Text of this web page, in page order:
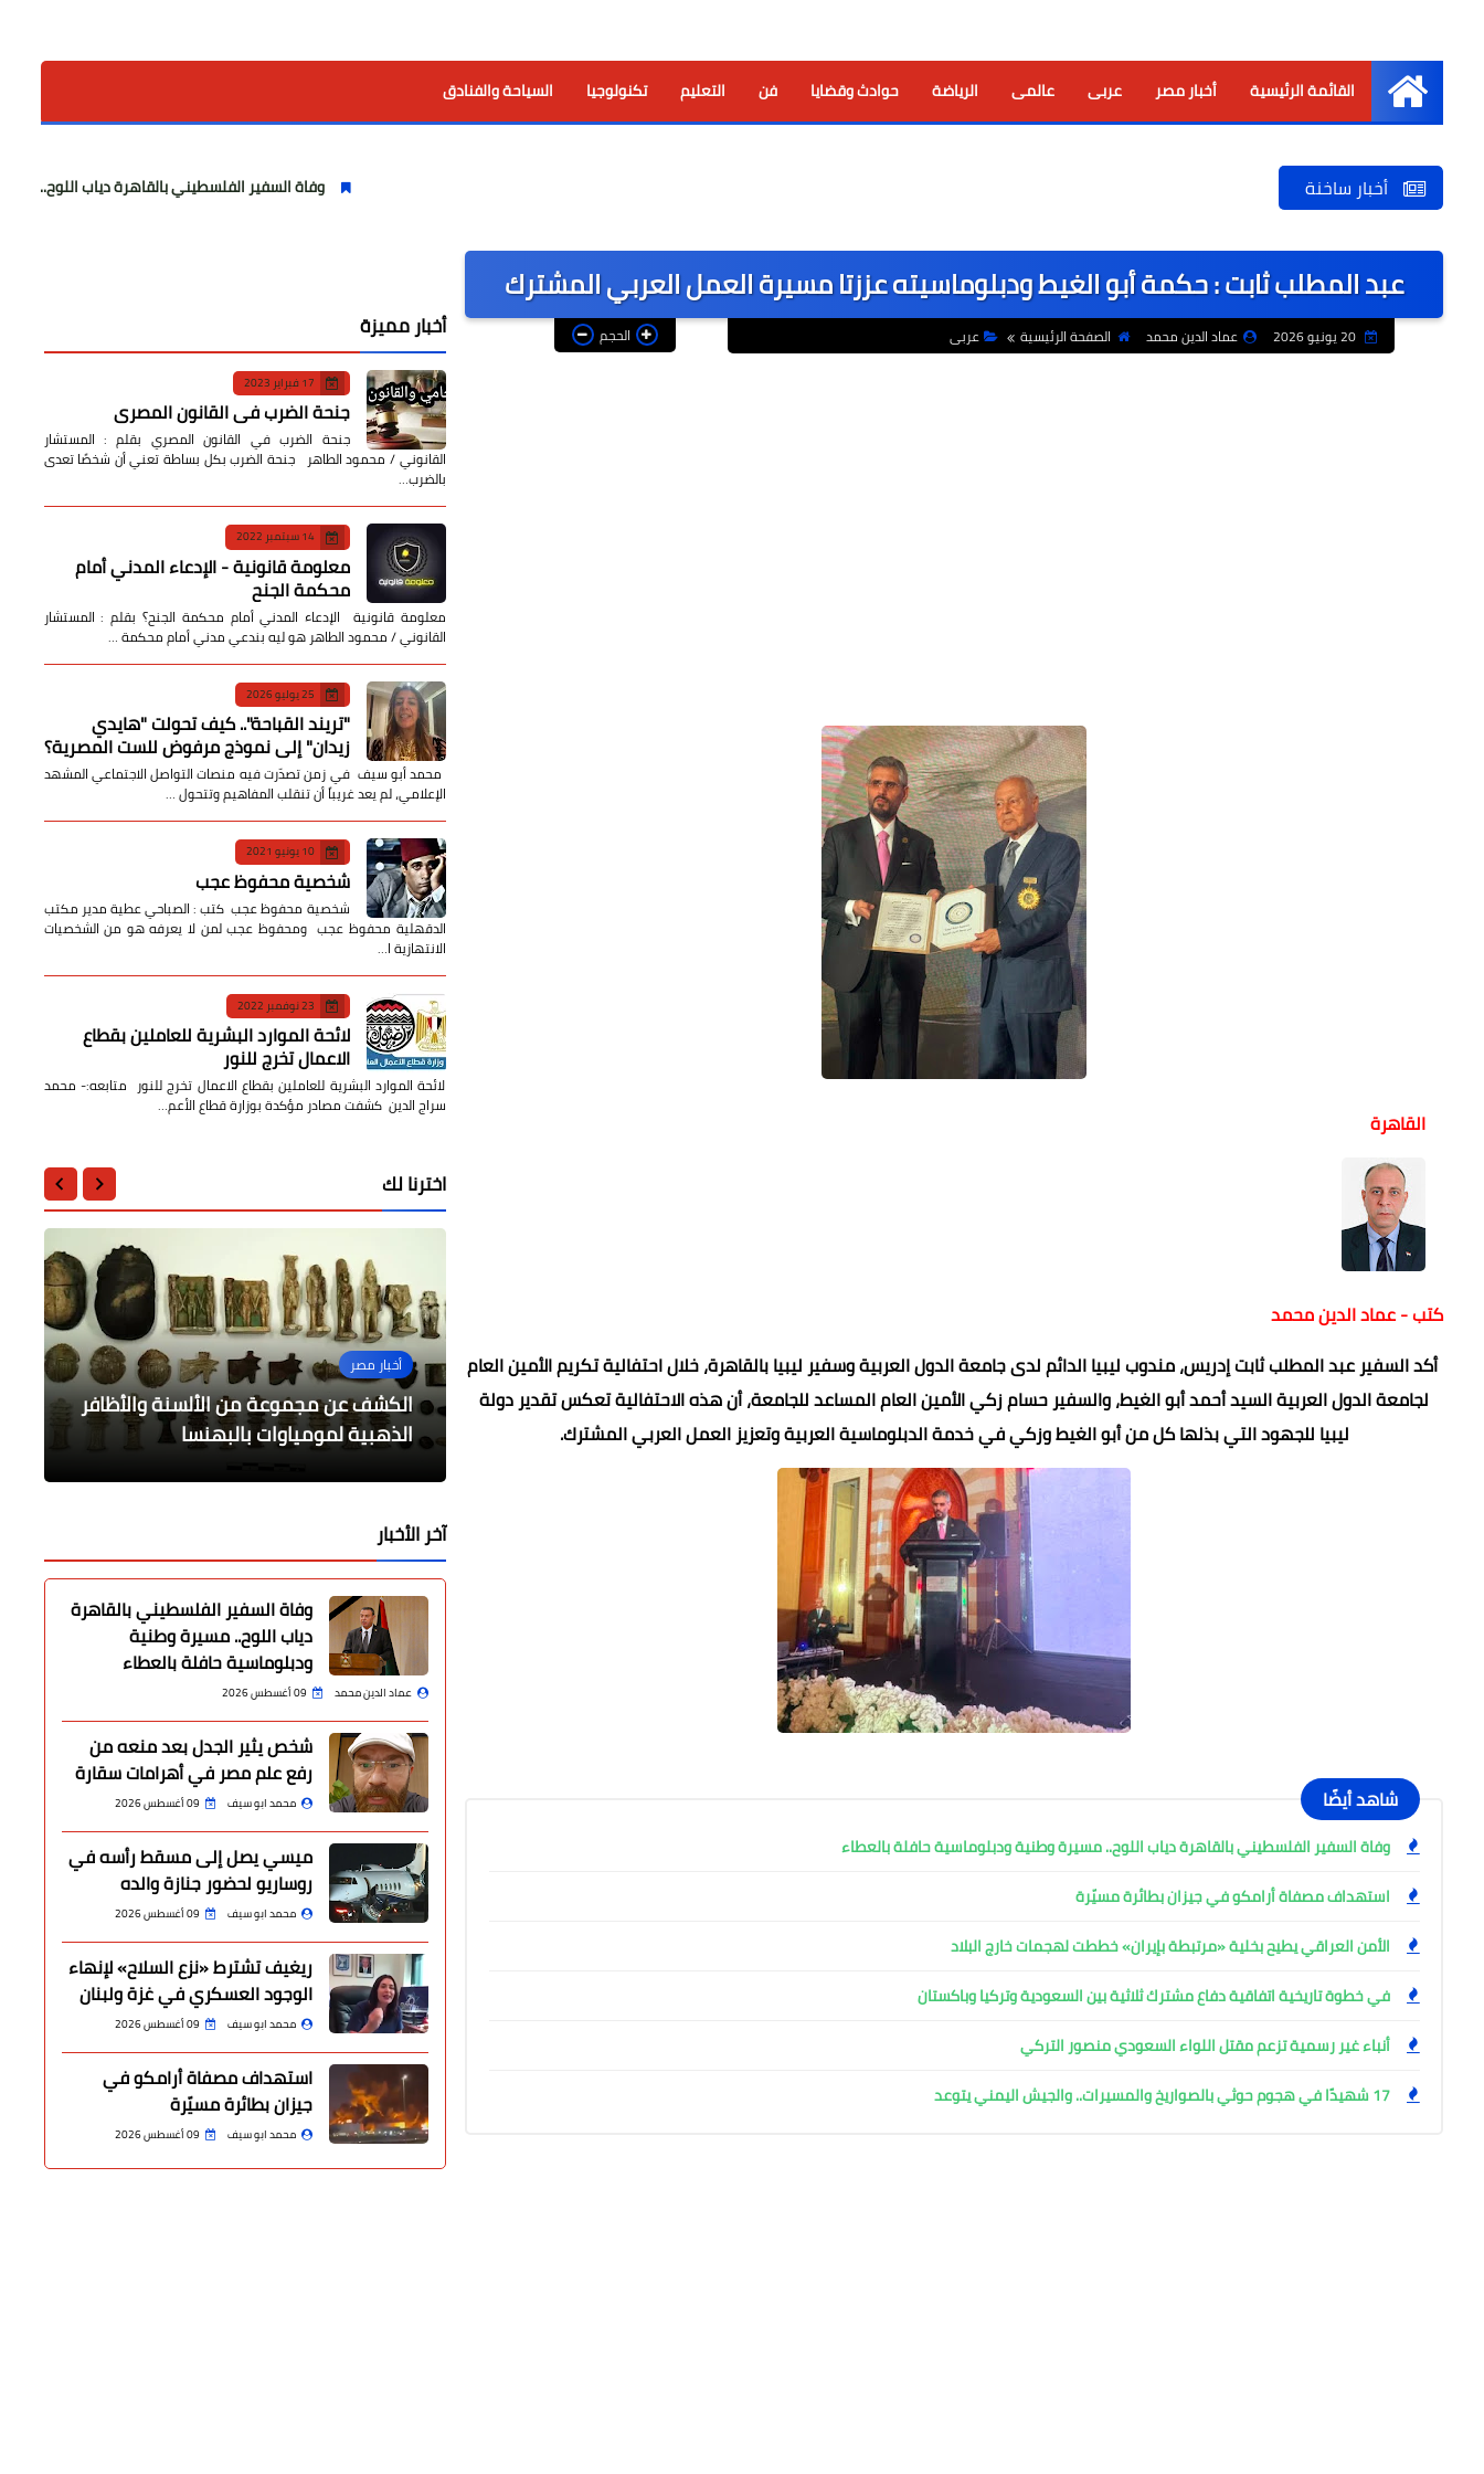
الرئيسية
القائمة الرئيسية أخبار مصر عربى عالمى الرياضة حوادث وقضايا فن التعليم تكنولوجيا السياحة والفنادق
أخبار ساخنة وفاة السفير الفلسطيني بالقاهرة دياب اللوح.. مسيرة وطنية
عبد المطلب ثابت : حكمة أبو الغيط ودبلوماسيته عززتا مسيرة العمل العربي المشترك
20 يونيو 2026 عماد الدين محمد الصفحة الرئيسية عربى الحجم
القاهرة
كتب - عماد الدين محمد
أكد السفير عبد المطلب ثابت إدريس، مندوب ليبيا الدائم لدى جامعة الدول العربية وسفير ليبيا بالقاهرة، خلال احتفالية تكريم الأمين العام
لجامعة الدول العربية السيد أحمد أبو الغيط، والسفير حسام زكي الأمين العام المساعد للجامعة، أن هذه الاحتفالية تعكس تقدير دولة
ليبيا للجهود التي بذلها كل من أبو الغيط وزكي في خدمة الدبلوماسية العربية وتعزيز العمل العربي المشترك.
شاهد أيضًا
وفاة السفير الفلسطيني بالقاهرة دياب اللوح.. مسيرة وطنية ودبلوماسية حافلة بالعطاء
استهداف مصفاة أرامكو في جيزان بطائرة مسيّرة
الأمن العراقي يطيح بخلية «مرتبطة بإيران» خططت لهجمات خارج البلاد
في خطوة تاريخية اتفاقية دفاع مشترك ثلاثية بين السعودية وتركيا وباكستان
أنباء غير رسمية تزعم مقتل اللواء السعودي منصور التركي
17 شهيدًا في هجوم حوثي بالصواريخ والمسيرات.. والجيش اليمني يتوعد
أخبار مميزة
17 فبراير 2023
جنحة الضرب في القانون المصري
جنحة الضرب في القانون المصري بقلم : المستشار
القانوني / محمود الطاهر جنحة الضرب بكل بساطة تعني أن شخصًا تعدى
بالضرب…
14 سبتمبر 2022
معلومة قانونية - الإدعاء المدني أمام
محكمة الجنح
معلومة قانونية الإدعاء المدني أمام محكمة الجنح؟ بقلم : المستشار
القانوني / محمود الطاهر هو ليه بندعي مدني أمام محكمة …
25 يوليو 2026
​"تريند القباحة".. كيف تحولت "هايدي
زيدان" إلى نموذج مرفوض للست المصرية؟
​ محمد أبو سيف ​في زمن تصدّرت فيه منصات التواصل الاجتماعي المشهد
الإعلامي، لم يعد غريباً أن تنقلب المفاهيم وتتحول …
10 يونيو 2021
شخصية محفوظ عجب
شخصية محفوظ عجب كتب : الصباحي عطية مدير مكتب
الدقهلية محفوظ عجب ومحفوظ عجب لمن لا يعرفه هو من الشخصيات
الانتهازية ا…
23 نوفمبر 2022
لائحة الموارد البشرية للعاملين بقطاع
الاعمال تخرج للنور
لائحة الموارد البشرية للعاملين بقطاع الاعمال تخرج للنور متابعه:- محمد
سراج الدين كشفت مصادر مؤكدة بوزارة قطاع الأعم…
اخترنا لك
أخبار مصر
الكشف عن مجموعة من الألسنة والأظافر
الذهبية لمومياوات بالبهنسا
مقالات
كيفية وضع أهداف ذات مغزى لتحقق ما
تريد في حياتك
مقالات
المواجهة الكبرى
الرياضة
اشتعال في دوري الأبطال ومواجهات
نارية في غياب الأسد
منوعات
يوم مع الملائكة في فرانكو تياترو
أكاديمي
آخر الأخبار
وفاة السفير الفلسطيني بالقاهرة
دياب اللوح.. مسيرة وطنية
ودبلوماسية حافلة بالعطاء
عماد الدين محمد 09 أغسطس 2026
شخص يثير الجدل بعد منعه من
رفع علم مصر في أهرامات سقارة
محمد ابو سيف 09 أغسطس 2026
ميسي يصل إلى مسقط رأسه في
روساريو لحضور جنازة والده
محمد ابو سيف 09 أغسطس 2026
ريغيف تشترط «نزع السلاح» لإنهاء
الوجود العسكري في غزة ولبنان
محمد ابو سيف 09 أغسطس 2026
استهداف مصفاة أرامكو في
جيزان بطائرة مسيّرة
محمد ابو سيف 09 أغسطس 2026